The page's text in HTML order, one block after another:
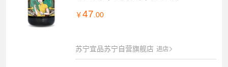
￥ 47.00
苏宁宜品苏宁自营旗舰店 进店